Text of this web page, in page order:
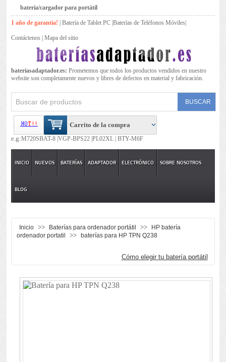
batería/cargador para portátil
1 año de garantía! |Batería de Tablet PC |Baterías de Teléfonos Móviles
Contáctenos |Mapa del sitio
bateríasadaptador.es: Prometemos que todos los productos vendidos en nuestro
website son completamente nuevos y libres de defectos en material y fabricación.
Carrito de la compra
e.g:M720SBAT-8 |VGP-BPS22 |PL02XL | BTY-M6F
INICIO NUEVOS BATERÍAS ADAPTADOR ELECTRÓNICO SOBRE NOSOTROS
BLOG
Inicio >> Baterías para ordenador portátil >>
HP batería
ordenador portatil
>> baterías para HP TPN Q238
Cómo elegir tu batería portátil